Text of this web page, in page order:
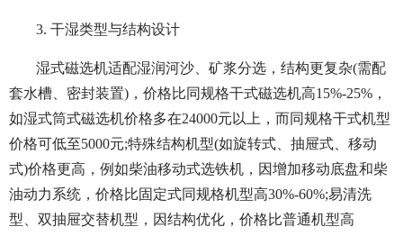
3. 干湿类型与结构设计
湿式磁选机适配湿润河沙、矿浆分选，结构更复杂(需配
套水槽、密封装置)，价格比同规格干式磁选机高15%-25%，
如湿式筒式磁选机价格多在24000元以上，而同规格干式机型
价格可低至5000元;特殊结构机型(如旋转式、抽屉式、移动
式)价格更高，例如柴油移动式选铁机，因增加移动底盘和柴
油动力系统，价格比固定式同规格机型高30%-60%;易清洗
型、双抽屉交替机型，因结构优化，价格比普通机型高